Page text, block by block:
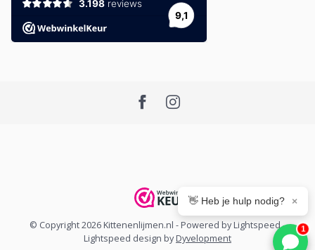
© Copyright 2026 Kittenenlijmen.nl - Powered byLightspeed-
Lightspeed design by Dyvelopment
👋 Heb je hulp nodig? ×
1